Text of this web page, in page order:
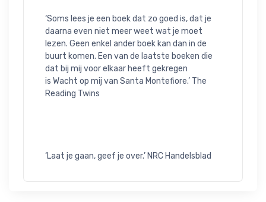
‘Soms lees je een boek dat zo goed is, dat je
daarna even niet meer weet wat je moet
lezen. Geen enkel ander boek kan dan in de
buurt komen. Een van de laatste boeken die
dat bij mij voor elkaar heeft gekregen
is Wacht op mij van Santa Montefiore.’ The
Reading Twins
‘Laat je gaan, geef je over.’ NRC Handelsblad